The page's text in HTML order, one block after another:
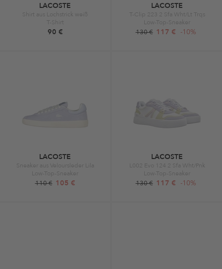
LACOSTE
Shirt aus Lochstrick weiß
T-Shirt
90 €
LACOSTE
T-Clip 223 2 Sfa Wht/Lt Trqs
Low-Top-Sneaker
130 € 117 € -10%
LACOSTE
Sneaker aus Veloursleder Lila
Low-Top-Sneaker
110 € 105 €
LACOSTE
L002 Evo 124 2 Sfa Wht/Pnk
Low-Top-Sneaker
130 € 117 € -10%